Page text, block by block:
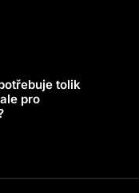
tolik
pro